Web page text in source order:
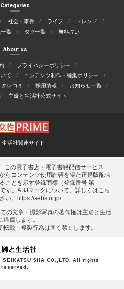
Categories
社会・事件 ライフ
トレンド
覧 タグ一覧 無料占い
About us
プライバシーポリシー
て
コンテンツ制作・編集ポリシー
タレコミ 採用情報
お知らせ一覧
主婦と生活社公式サイト
生活社関連サイト
この電子書店・電子書籍配信サービス
らコンテンツ使用許諾を得た正規版配信
ことを示す登録商標（登録番号 第
す。ABJマークについて、詳しくはこち
い。
https://aebs.or.jp/
の⽂章・撮影写真の著作権は主婦と⽣活
帰属します。
載・複製⾏為は固く禁⽌します。
SEIKATSU SHA CO.,LTD. All rights
reserved.